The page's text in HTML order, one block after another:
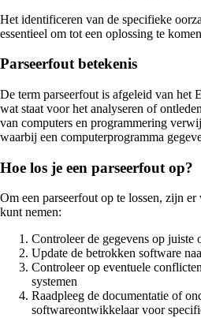
Het identificeren van de specifieke
essentieel om tot een oplossing te
Parseerfout betekenis
De term parseerfout is afgeleid van het
wat staat voor het analyseren of
van computers en programmering
waarbij een computerprogramma
Hoe los je een parseerfout op?
Om een parseerfout op te lossen, zijn
kunt nemen:
Controleer de gegevens op juiste
Update de betrokken software
Controleer op eventuele
systemen
Raadpleeg de documentatie of
softwareontwikkelaar voor